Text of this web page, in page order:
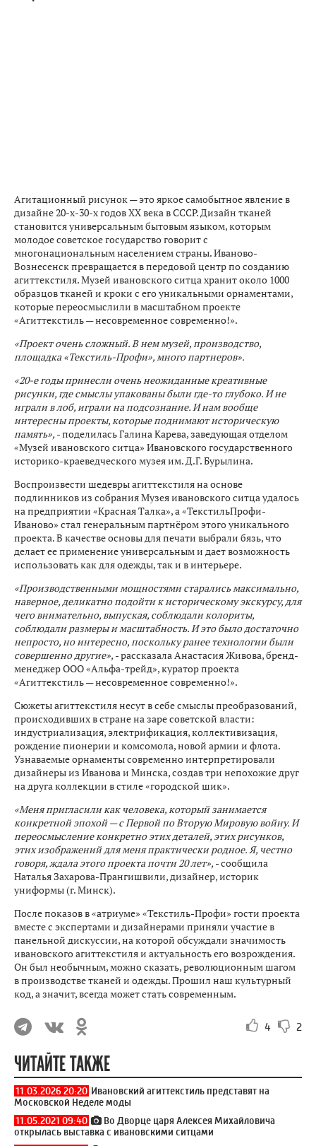
Агитационный рисунок — это яркое самобытное явление в
дизайне 20-х-30-х годов ХХ века в СССР. Дизайн тканей
становится универсальным бытовым языком, которым
молодое советское государство говорит с
многонациональным населением страны. Иваново-
Вознесенск превращается в передовой центр по созданию
агиттекстиля. Музей ивановского ситца хранит около 1000
образцов тканей и кроки с его уникальными орнаментами,
которые переосмыслили в масштабном проекте
«Агиттекстиль — несовременное современно!».
«Проект очень сложный. В нем музей, производство,
площадка «Текстиль-Профи», много партнеров».
«20-е годы принесли очень неожиданные креативные
рисунки, где смыслы упакованы были где-то глубоко. И не
играли в лоб, играли на подсознание. И нам вообще
интересны проекты, которые поднимают историческую
память», - поделилась Галина Карева, заведующая отделом
«Музей ивановского ситца» Ивановского государственного
историко-краеведческого музея им. Д.Г. Бурылина.
Воспроизвести шедевры агиттекстиля на основе
подлинников из собрания Музея ивановского ситца удалось
на предприятии «Красная Талка», а «ТекстильПрофи-
Иваново» стал генеральным партнёром этого уникального
проекта. В качестве основы для печати выбрали бязь, что
делает ее применение универсальным и дает возможность
использовать как для одежды, так и в интерьере.
«Производственными мощностями старались максимально,
наверное, деликатно подойти к историческому экскурсу, для
чего внимательно, выпуская, соблюдали колориты,
соблюдали размеры и масштабность. И это было достаточно
непросто, но интересно, поскольку ранее технологии были
совершенно другие», - рассказала Анастасия Живова, бренд-
менеджер ООО «Альфа-трейд», куратор проекта
«Агиттекстиль — несовременное современно!».
Сюжеты агиттекстиля несут в себе смыслы преобразований,
происходивших в стране на заре советской власти:
индустриализация, электрификация, коллективизация,
рождение пионерии и комсомола, новой армии и флота.
Узнаваемые орнаменты современно интерпретировали
дизайнеры из Иванова и Минска, создав три непохожие друг
на друга коллекции в стиле «городской шик».
«Меня пригласили как человека, который занимается
конкретной эпохой — с Первой по Вторую Мировую войну. И
переосмысление конкретно этих деталей, этих рисунков,
этих изображений для меня практически родное. Я, честно
говоря, ждала этого проекта почти 20 лет», - сообщила
Наталья Захарова-Прангишвили, дизайнер, историк
униформы (г. Минск).
После показов в «атриуме» «Текстиль-Профи» гости проекта
вместе с экспертами и дизайнерами приняли участие в
панельной дискуссии, на которой обсуждали значимость
ивановского агиттекстиля и актуальность его возрождения.
Он был необычным, можно сказать, революционным шагом
в производстве тканей и одежды. Прошил наш культурный
код, а значит, всегда может стать современным.
4 2
ЧИТАЙТЕ ТАКЖЕ
11.03.2026 20:20 Ивановский агиттекстиль представят на
Московской Неделе моды
11.05.2021 09:40
Во Дворце царя Алексея Михайловича
открылась выставка с ивановскими ситцами